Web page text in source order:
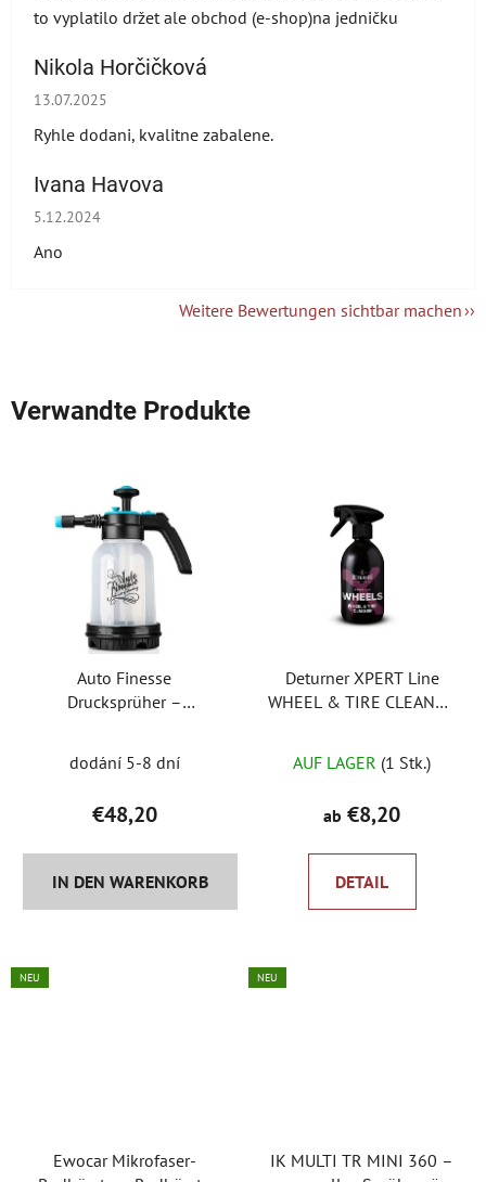
to vyplatilo držet ale obchod (e-shop)na jedničku
Nikola Horčičková
Die Shop-Bewertung beträgt 5 von 5 Sternen.
13.07.2025
Ryhle dodani, kvalitne zabalene.
Ivana Havova
Die Shop-Bewertung beträgt 5 von 5 Sternen.
5.12.2024
Ano
Weitere Bewertungen sichtbar machen
Verwandte Produkte
Auto Finesse
Drucksprüher –
dodání 5-8 dní
€48,20
IN DEN WARENKORB
Deturner XPERT Line
WHEEL & TIRE CLEANER
ist
5,0
von
AUF LAGER (1 Stk.)
ab €8,20
DETAIL
NEU
Ewocar Mikrofaser-
NEU
IK MULTI TR MINI 360 –